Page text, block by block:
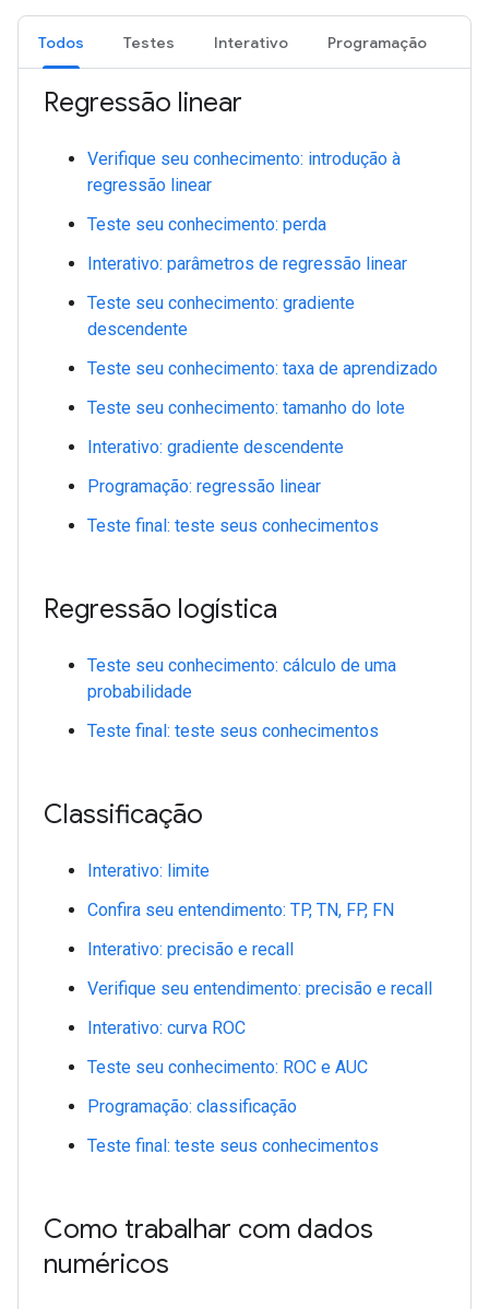
Todos Testes Interativo Programação
Regressão linear
Verifique seu conhecimento: introdução à
regressão linear
Teste seu conhecimento: perda
Interativo: parâmetros de regressão linear
Teste seu conhecimento: gradiente
descendente
Teste seu conhecimento: taxa de aprendizado
Teste seu conhecimento: tamanho do lote
Interativo: gradiente descendente
Programação: regressão linear
Teste final: teste seus conhecimentos
Regressão logística
Teste seu conhecimento: cálculo de uma
probabilidade
Teste final: teste seus conhecimentos
Classificação
Interativo: limite
Confira seu entendimento: TP, TN, FP, FN
Interativo: precisão e recall
Verifique seu entendimento: precisão e recall
Interativo: curva ROC
Teste seu conhecimento: ROC e AUC
Programação: classificação
Teste final: teste seus conhecimentos
Como trabalhar com dados
numéricos